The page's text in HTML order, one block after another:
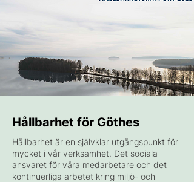
Hållbarhet för Göthes
Hållbarhet är en självklar utgångspunkt för
mycket i vår verksamhet. Det sociala
ansvaret för våra medarbetare och det
kontinuerliga arbetet kring miljö- och